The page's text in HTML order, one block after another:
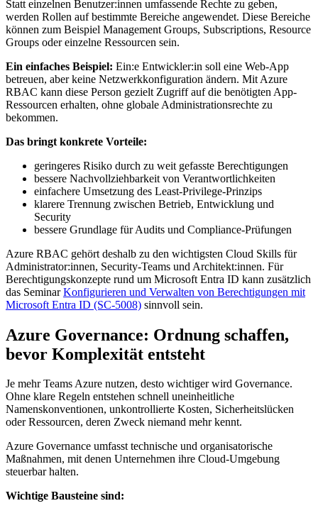
Statt einzelnen Benutzer:innen umfassende Rechte zu geben,
werden Rollen auf bestimmte Bereiche angewendet. Diese Bereiche
können zum Beispiel Management Groups, Subscriptions, Resource
Groups oder einzelne Ressourcen sein.
Ein einfaches Beispiel: Ein:e Entwickler:in soll eine Web-App
betreuen, aber keine Netzwerkkonfiguration ändern. Mit Azure
RBAC kann diese Person gezielt Zugriff auf die benötigten App-
Ressourcen erhalten, ohne globale Administrationsrechte zu
bekommen.
Das bringt konkrete Vorteile:
geringeres Risiko durch zu weit gefasste Berechtigungen
bessere Nachvollziehbarkeit von Verantwortlichkeiten
einfachere Umsetzung des Least-Privilege-Prinzips
klarere Trennung zwischen Betrieb, Entwicklung und
Security
bessere Grundlage für Audits und Compliance-Prüfungen
Azure RBAC gehört deshalb zu den wichtigsten Cloud Skills für
Administrator:innen, Security-Teams und Architekt:innen. Für
Berechtigungskonzepte rund um Microsoft Entra ID kann zusätzlich
das SeminarKonfigurieren und Verwalten von Berechtigungen mit
Microsoft Entra ID (SC-5008) sinnvoll sein.
Azure Governance: Ordnung schaffen,
bevor Komplexität entsteht
Je mehr Teams Azure nutzen, desto wichtiger wird Governance.
Ohne klare Regeln entstehen schnell uneinheitliche
Namenskonventionen, unkontrollierte Kosten, Sicherheitslücken
oder Ressourcen, deren Zweck niemand mehr kennt.
Azure Governance umfasst technische und organisatorische
Maßnahmen, mit denen Unternehmen ihre Cloud-Umgebung
steuerbar halten.
Wichtige Bausteine sind: